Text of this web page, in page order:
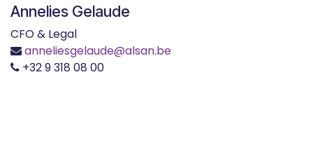
Annelies Gelaude
CFO & Legal
anneliesgelaude@alsan.be
+32 9 318 08 00